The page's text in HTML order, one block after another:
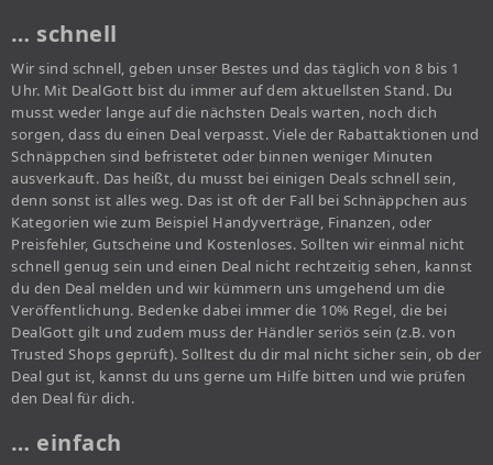
… schnell
Wir sind schnell, geben unser Bestes und das täglich von 8 bis 1
Uhr. Mit DealGott bist du immer auf dem aktuellsten Stand. Du
musst weder lange auf die nächsten Deals warten, noch dich
sorgen, dass du einen Deal verpasst. Viele der Rabattaktionen und
Schnäppchen sind befristetet oder binnen weniger Minuten
ausverkauft. Das heißt, du musst bei einigen Deals schnell sein,
denn sonst ist alles weg. Das ist oft der Fall bei Schnäppchen aus
Kategorien wie zum Beispiel Handyverträge, Finanzen, oder
Preisfehler, Gutscheine und Kostenloses. Sollten wir einmal nicht
schnell genug sein und einen Deal nicht rechtzeitig sehen, kannst
du den Deal melden und wir kümmern uns umgehend um die
Veröffentlichung. Bedenke dabei immer die 10% Regel, die bei
DealGott gilt und zudem muss der Händler seriös sein (z.B. von
Trusted Shops geprüft). Solltest du dir mal nicht sicher sein, ob der
Deal gut ist, kannst du uns gerne um Hilfe bitten und wie prüfen
den Deal für dich.
… einfach